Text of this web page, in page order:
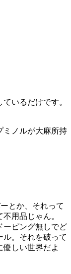
いるだけです。
ミノルが大麻所持
とか、それって
用品じゃん。
ーピング無しでど
ル。それを破って
優しい世界だよ